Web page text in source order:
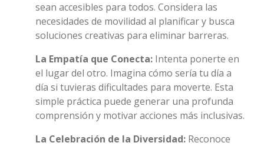
sean accesibles para todos. Considera las
necesidades de movilidad al planificar y busca
soluciones creativas para eliminar barreras.
La Empatía que Conecta: Intenta ponerte en
el lugar del otro. Imagina cómo sería tu día a
día si tuvieras dificultades para moverte. Esta
simple práctica puede generar una profunda
comprensión y motivar acciones más inclusivas.
La Celebración de la Diversidad: Reconoce